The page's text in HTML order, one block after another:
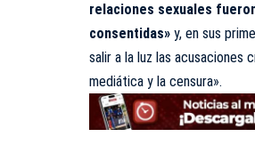
relaciones sexuales
consentidas» y, en sus
salir a la luz las acusaciones
mediática y la censura».